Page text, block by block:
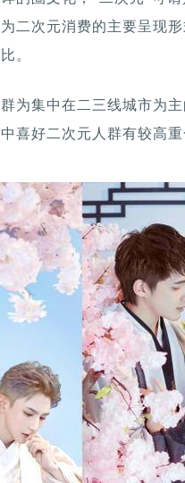
二次元消费的主要呈现
。
为集中在二三线城市为
喜好二次元人群有较高重